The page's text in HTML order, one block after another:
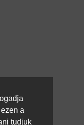
a
tudjuk